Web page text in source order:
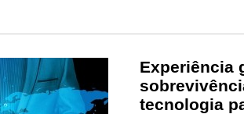
Experiência
tecnologia